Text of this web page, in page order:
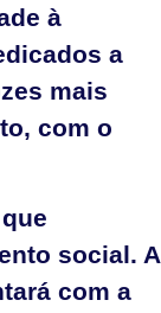
à
a
mais
com o
social. A
com a